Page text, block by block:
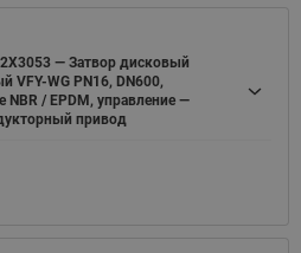
— Затвор дисковый
VFY-WG PN16, DN600,
NBR / EPDM, управление —
привод